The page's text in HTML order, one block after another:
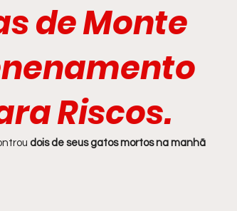
de Monte
Riscos.
dois de seus gatos mortos na manhã